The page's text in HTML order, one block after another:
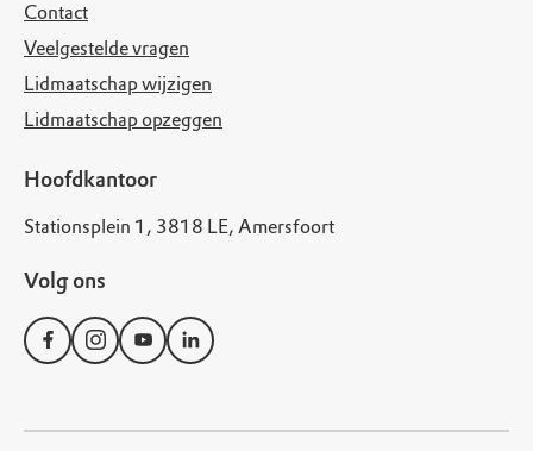
Contact
Veelgestelde vragen
Lidmaatschap wijzigen
Lidmaatschap opzeggen
Hoofdkantoor
Stationsplein 1, 3818 LE, Amersfoort
Volg ons